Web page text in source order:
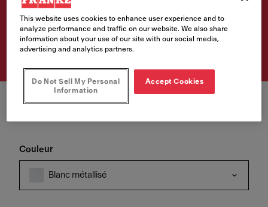
Achetez le produit
Couleur
Blanc métallisé
This website uses cookies to enhance user experience and to
analyze performance and traffic on our website. We also share
information about your use of our site with our social media,
advertising and analytics partners.
Do Not Sell My Personal
Information
Accept Cookies